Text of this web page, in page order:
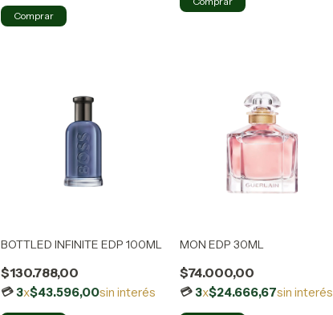
BOTTLED INFINITE EDP 100ML
$130.788,00
3x$43.596,00sin interés
MON EDP 30ML
$74.000,00
3x$24.666,67sin interés